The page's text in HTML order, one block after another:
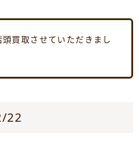
買取させていただきまし
22